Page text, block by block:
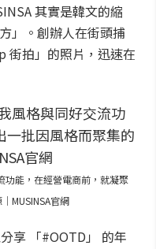
其實是韓文的縮
」。創辦人在街頭捕
街拍」的照片，迅速在
功能，在經營電商前，就凝聚
MUSINSA官網
享 「#OOTD」 的年